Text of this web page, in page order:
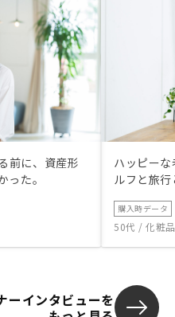
前に、資産形
った。
ハッピー
ルフと旅
購入時データ
50代 / 化粧
ーインタビューを